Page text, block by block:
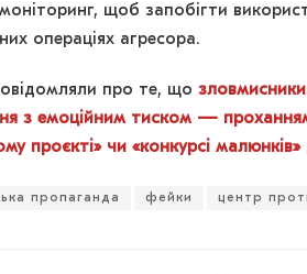
щоб запобігти
операціях агресора.
про те, що
з емоційним тиском —
проєкті» чи «конкурсі
пропаганда фейки центр